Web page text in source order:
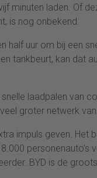
minuten laden. Of
is nog onbekend.
half uur om bij een
tankbeurt, kan dat
laadpalen van
groter netwerk
impuls geven. Het
BYD is de